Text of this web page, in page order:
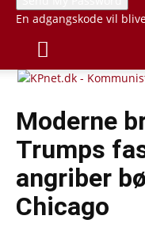
En adgangskode vil
Moderne
Trumps
angriber
Chicago